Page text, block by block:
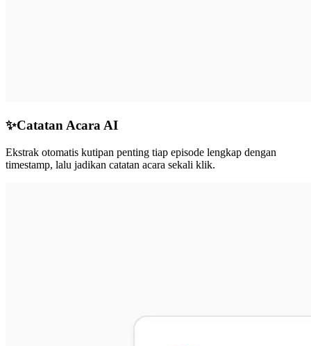
✨Catatan Acara AI
Ekstrak otomatis kutipan penting tiap episode lengkap dengan
timestamp, lalu jadikan catatan acara sekali klik.